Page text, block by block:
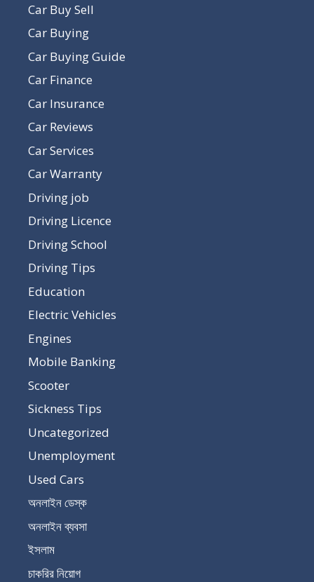
Car Buy Sell
Car Buying
Car Buying Guide
Car Finance
Car Insurance
Car Reviews
Car Services
Car Warranty
Driving job
Driving Licence
Driving School
Driving Tips
Education
Electric Vehicles
Engines
Mobile Banking
Scooter
Sickness Tips
Uncategorized
Unemployment
Used Cars
অনলাইন ডেস্ক
অনলাইন ব্যবসা
ইসলাম
চাকরির নিয়োগ